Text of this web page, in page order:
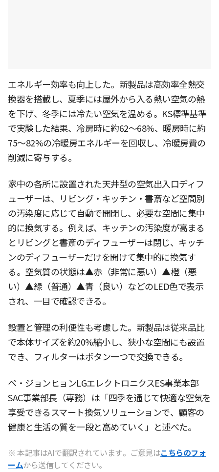
エネルギー効率も向上した。新製品は高効率全熱交
換器を搭載し、夏季には屋外から入る熱い空気の熱
を下げ、冬季には冷たい空気を温める。KS標準基準
で実験した結果、冷房時に約62〜68%、暖房時に約
75〜82%の冷暖房エネルギーを回収し、冷暖房費の
削減に寄与する。
家中の各所に設置された天井型の空気出入口ディフ
ューザーは、リビング・キッチン・書斎など空間別
の汚染度に応じて自動で開閉し、必要な空間に集中
的に換気する。例えば、キッチンの汚染度が高まる
とリビングと書斎のディフューザーは閉じ、キッチ
ンのディフューザーだけを開けて集中的に換気す
る。空気質の状態は▲赤（非常に悪い）▲橙（悪
い）▲緑（普通）▲青（良い）などのLED色で表示
され、一目で確認できる。
設置と管理の利便性も考慮した。新製品は従来品比
で本体サイズを約20%縮小し、狭小な空間にも設置
でき、フィルターはボタン一つで交換できる。
ペ・ジョンヒョンLGエレクトロニクスES事業本部
SAC事業部長（専務）は「四季を通じて快適な空気を
享受できるスマート換気ソリューションで、顧客の
健康と生活の質を一段と高めていく」と述べた。
※ 本記事はAIで翻訳されています。ご意見はこちらのフォ
ームから送信してください。